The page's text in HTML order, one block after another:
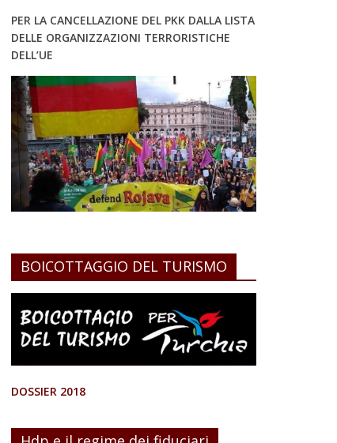
PER LA CANCELLAZIONE DEL PKK DALLA LISTA
DELLE ORGANIZZAZIONI TERRORISTICHE
DELL’UE
BOICOTTAGGIO DEL TURISMO
DOSSIER 2018